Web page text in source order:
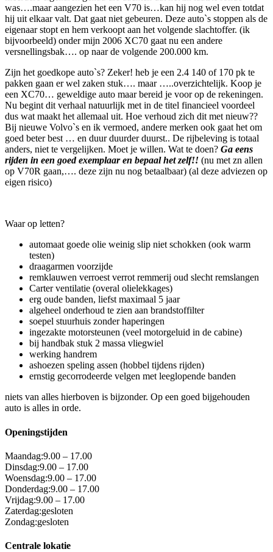
was….maar aangezien het een V70 is…kan hij nog wel even totdat
hij uit elkaar valt. Dat gaat niet gebeuren. Deze auto`s stoppen als de
eigenaar stopt en hem verkoopt aan het volgende slachtoffer. (ik
bijvoorbeeld) onder mijn 2006 XC70 gaat nu een andere
versnellingsbak…. op naar de volgende 200.000 km.
Zijn het goedkope auto`s? Zeker! heb je een 2.4 140 of 170 pk te
pakken gaan er wel zaken stuk…. maar …..overzichtelijk. Koop je
een XC70… geweldige auto maar bereid je voor op de rekeningen.
Nu begint dit verhaal natuurlijk met in de titel financieel voordeel
dus wat maakt het allemaal uit. Hoe verhoud zich dit met nieuw??
Bij nieuwe Volvo`s en ik vermoed, andere merken ook gaat het om
goed beter best … en duur duurder duurst.. De rijbeleving is totaal
anders, niet te vergelijken. Moet je willen. Wat te doen? Ga eens
rijden in een goed exemplaar en bepaal het zelf!! (nu met zn allen
op V70R gaan,…. deze zijn nu nog betaalbaar) (al deze adviezen op
eigen risico)
Waar op letten?
automaat goede olie weinig slip niet schokken (ook warm
testen)
draagarmen voorzijde
remklauwen verroest verrot remmerij oud slecht remslangen
Carter ventilatie (overal olielekkages)
erg oude banden, liefst maximaal 5 jaar
algeheel onderhoud te zien aan brandstoffilter
soepel stuurhuis zonder haperingen
ingezakte motorsteunen (veel motorgeluid in de cabine)
bij handbak stuk 2 massa vliegwiel
werking handrem
ashoezen speling assen (hobbel tijdens rijden)
ernstig gecorrodeerde velgen met leeglopende banden
niets van alles hierboven is bijzonder. Op een goed bijgehouden
auto is alles in orde.
Openingstijden
Maandag:9.00 – 17.00
Dinsdag:9.00 – 17.00
Woensdag:9.00 – 17.00
Donderdag:9.00 – 17.00
Vrijdag:9.00 – 17.00
Zaterdag:gesloten
Zondag:gesloten
Centrale lokatie